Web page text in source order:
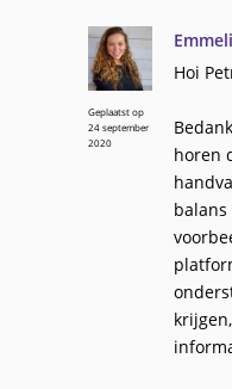
Hoi
horen
Geplaatst op
24 september
2020